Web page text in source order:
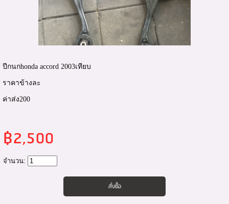
ปีกนกhonda accord 2003เทียบ
ราคาข้างละ
ค่าส่ง200
฿2,500
จำนวน: